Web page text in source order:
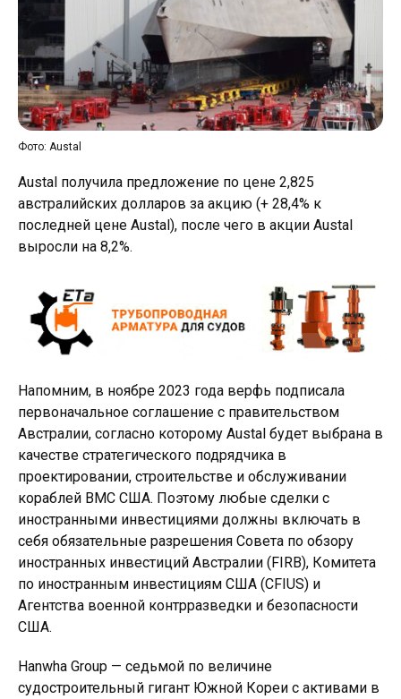
Фото: Austal
Austal получила предложение по цене 2,825
австралийских долларов за акцию (+ 28,4% к
последней цене Austal), после чего в акции Austal
выросли на 8,2%.
Напомним, в ноябре 2023 года верфь подписала
первоначальное соглашение с правительством
Австралии, согласно которому Austal будет выбрана в
качестве стратегического подрядчика в
проектировании, строительстве и обслуживании
кораблей ВМС США. Поэтому любые сделки с
иностранными инвестициями должны включать в
себя обязательные разрешения Совета по обзору
иностранных инвестиций Австралии (FIRB), Комитета
по иностранным инвестициям США (CFIUS) и
Агентства военной контрразведки и безопасности
США.
Hanwha Group — седьмой по величине
судостроительный гигант Южной Кореи с активами в